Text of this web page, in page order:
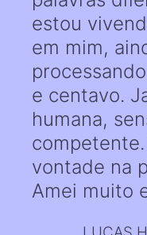
estou
em mim,
e centavo.
humana,
vontade na
Amei muito